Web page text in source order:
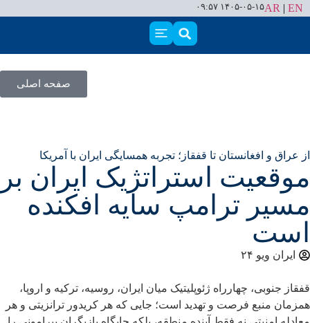
AR | EN ۱۴۰۵-۰۵-۱۵ ۰۹:۵۷
صفحه اصلی
از عراق و افغانستان تا قفقاز؛ تجربه همسایگی ایران با آمریکا
موقعیت استراتژیک ایران بر
مسیر ترامپ سایه افکنده
است
ایران ویو ۲۴
قفقاز جنوبی، چهارراه ژئوپلیتیک میان ایران، روسیه، ترکیه و اروپا،
همزمان منبع فرصت و تهدید است؛ جایی که هر کریدور ترانزیتی و هر